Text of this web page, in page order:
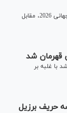
تیم ملی آرژانتین در هفته نهم رقابت های مقدماتی جام جهانی 2026، مقابل
قهرمان شد
با غلبه بر
حریف برزیل